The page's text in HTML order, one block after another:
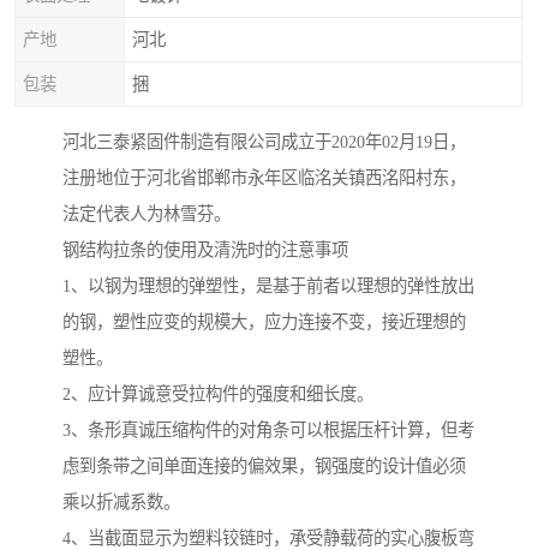
产地 河北
包装 捆
河北三泰紧固件制造有限公司成立于2020年02月19日，
注册地位于河北省邯郸市永年区临洺关镇西洺阳村东，
法定代表人为林雪芬。
钢结构拉条的使用及清洗时的注意事项
1、以钢为理想的弹塑性，是基于前者以理想的弹性放出
的钢，塑性应变的规模大，应力连接不变，接近理想的
塑性。
2、应计算诚意受拉构件的强度和细长度。
3、条形真诚压缩构件的对角条可以根据压杆计算，但考
虑到条带之间单面连接的偏效果，钢强度的设计值必须
乘以折减系数。
4、当截面显示为塑料铰链时，承受静载荷的实心腹板弯